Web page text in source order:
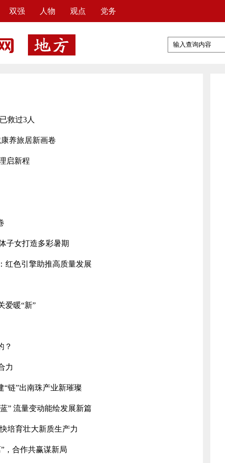
双强 人物 观点 党务
救过3人
养旅居新画卷
启新程
子女打造多彩暑期
红色引擎助推高质量发展
爱暖“新”
？
力
链”出南珠产业新璀璨
” 流量变动能绘发展新篇
培育壮大新质生产力
，合作共赢谋新局